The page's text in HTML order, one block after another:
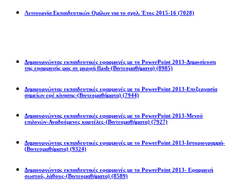
Λειτουργία Εκπαιδευτικών Ομίλων για το σχολ. Έτος 2015-16 (7028)
Δημιουργώντας εκπαιδευτικές εφαρμογές με το PowerPoint 2013-Δημοσίευση
της εφαρμογής μας σε μορφή flash-(Βιντεομαθήματα) (8985)
Δημιουργώντας εκπαιδευτικές εφαρμογές με το PowerPoint 2013-Επεξεργασία
σημείων εφέ κίνησης-(Βιντεομαθήματα) (7944)
Δημιουργώντας εκπαιδευτικές εφαρμογές με το PowerPoint 2013-Μενού
επιλογών-Αναδυόμενες καρτέλες-(Βιντεομαθήματα) (7927)
Δημιουργώντας εκπαιδευτικές εφαρμογές με το PowerPoint 2013-Ιστοριογραμμή-
(Βιντεομαθήματα) (9324)
Δημιουργώντας εκπαιδευτικές εφαρμογές με το PowerPoint 2013- Εφαρμογή
σωστού, λάθους-(Βιντεομαθήματα) (8589)